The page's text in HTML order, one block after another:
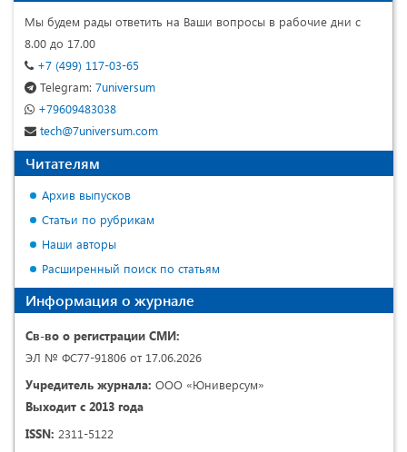
Мы будем рады ответить на Ваши вопросы в рабочие дни с
8.00 до 17.00
+7 (499) 117-03-65
Telegram: 7universum
+79609483038
tech@7universum.com
Читателям
Архив выпусков
Статьи по рубрикам
Наши авторы
Расширенный поиск по статьям
Информация о журнале
Св-во о регистрации СМИ:
ЭЛ № ФС77-91806 от 17.06.2026
Учредитель журнала: ООО «Юниверсум»
Выходит с 2013 года
ISSN: 2311-5122